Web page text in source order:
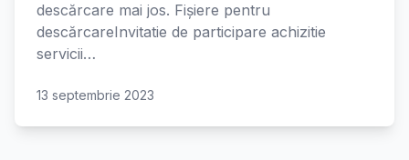
descărcare mai jos. Fișiere pentru
descărcareInvitatie de participare achizitie
servicii…
13 septembrie 2023